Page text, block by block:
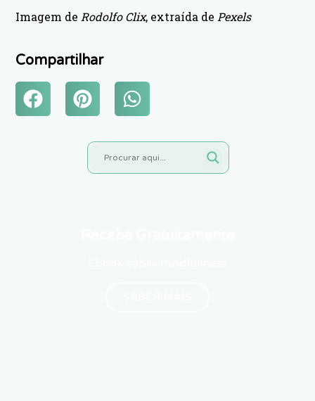
Imagem de Rodolfo Clix, extraída de Pexels
Compartilhar